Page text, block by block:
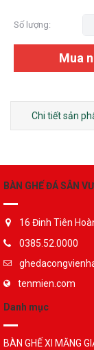
Số lượng:
Mua
Chi tiết sản
BÀN GHẾ ĐÁ SÂN
16 Đinh Tiên
0385.52.0000
tenmien.com
Danh mục
BÀN GHẾ XI MĂNG